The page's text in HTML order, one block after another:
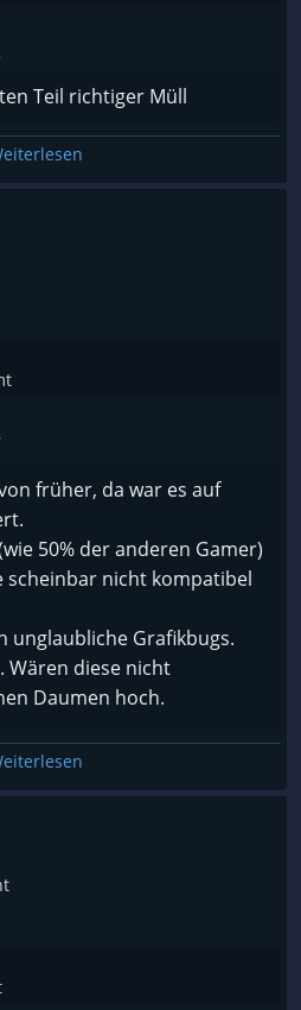
Teil richtiger Müll
früher, da war es auf
50% der anderen Gamer)
scheinbar nicht kompatibel
unglaubliche Grafikbugs.
diese nicht
Daumen hoch.
man keine Probleme.